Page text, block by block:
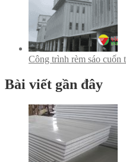
Công trình rèm sáo
Bài viết gần đây